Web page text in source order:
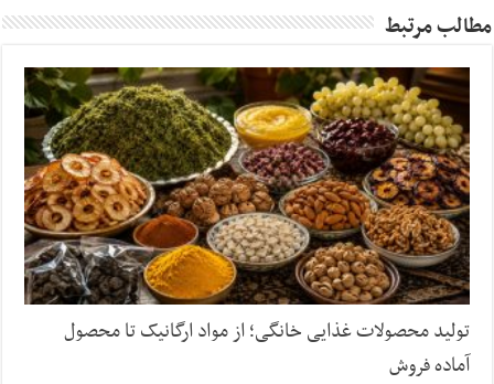
مطالب مرتبط
تولید محصولات غذایی خانگی؛ از مواد ارگانیک تا محصول
آماده فروش